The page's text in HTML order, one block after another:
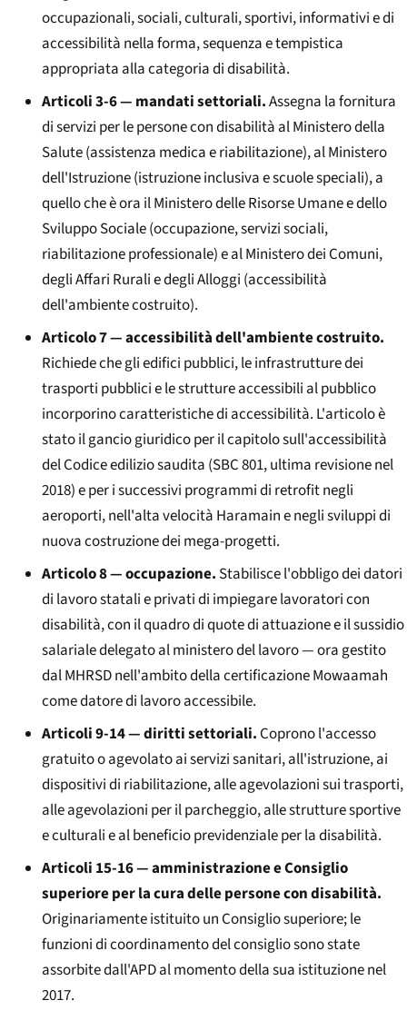
occupazionali, sociali, culturali, sportivi, informativi e di
accessibilità nella forma, sequenza e tempistica
appropriata alla categoria di disabilità.
Articoli 3-6 — mandati settoriali.Assegna la fornitura
di servizi per le persone con disabilità al Ministero della
Salute (assistenza medica e riabilitazione), al Ministero
dell'Istruzione (istruzione inclusiva e scuole speciali), a
quello che è ora il Ministero delle Risorse Umane e dello
Sviluppo Sociale (occupazione, servizi sociali,
riabilitazione professionale) e al Ministero dei Comuni,
degli Affari Rurali e degli Alloggi (accessibilità
dell'ambiente costruito).
Articolo 7 — accessibilità dell'ambiente costruito.
Richiede che gli edifici pubblici, le infrastrutture dei
trasporti pubblici e le strutture accessibili al pubblico
incorporino caratteristiche di accessibilità. L'articolo è
stato il gancio giuridico per il capitolo sull'accessibilità
del Codice edilizio saudita (SBC 801, ultima revisione nel
2018) e per i successivi programmi di retrofit negli
aeroporti, nell'alta velocità Haramain e negli sviluppi di
nuova costruzione dei mega-progetti.
Articolo 8 — occupazione. Stabilisce l'obbligo dei datori
di lavoro statali e privati di impiegare lavoratori con
disabilità, con il quadro di quote di attuazione e il sussidio
salariale delegato al ministero del lavoro — ora gestito
dal MHRSD nell'ambito della certificazione Mowaamah
come datore di lavoro accessibile.
Articoli 9-14 — diritti settoriali.Coprono l'accesso
gratuito o agevolato ai servizi sanitari, all'istruzione, ai
dispositivi di riabilitazione, alle agevolazioni sui trasporti,
alle agevolazioni per il parcheggio, alle strutture sportive
e culturali e al beneficio previdenziale per la disabilità.
Articoli 15-16 — amministrazione e Consiglio
superiore per la cura delle persone con disabilità.
Originariamente istituito un Consiglio superiore; le
funzioni di coordinamento del consiglio sono state
assorbite dall'APD al momento della sua istituzione nel
2017.